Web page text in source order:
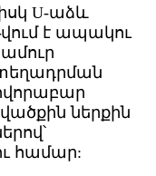
U-աձև
է ապակու
ներքին
համար: